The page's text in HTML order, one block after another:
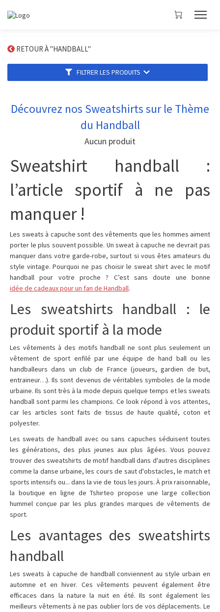
RETOUR À "HANDBALL"
FILTRER LES PRODUITS
Découvrez nos Sweatshirts sur le Thème
du Handball
Aucun produit
Sweatshirt handball :
l’article sportif à ne pas
manquer !
Les sweats à capuche sont des vêtements que les hommes aiment
porter le plus souvent possible. Un sweat à capuche ne devrait pas
manquer dans votre garde-robe, surtout si vous êtes amateurs du
style vintage. Pourquoi ne pas choisir le sweat shirt avec le motif
handball pour votre proche ? C’est sans doute une bonne
idée de cadeaux pour un fan de Handball.
Les sweatshirts handball : le
produit sportif à la mode
Les vêtements à des motifs handball ne sont plus seulement un
vêtement de sport enfilé par une équipe de hand ball ou les
handballeurs dans un club de France (joueurs, gardien de but,
entraineur…). Ils sont devenus de véritables symboles de la mode
urbaine. Ils sont très à la mode depuis quelque temps et les sweats
handball sont parmi les champions. Ce look répond à vos attentes,
car les articles sont faits de tissus de haute qualité, coton et
polyester.
Les sweats de handball avec ou sans capuches séduisent toutes
les générations, des plus jeunes aux plus âgées. Vous pouvez
trouver des sweatshirts de motif handball dans d'autres disciplines
comme la danse urbaine, les cours de saut d'obstacles, le match et
sports intensifs ou... dans la vie de tous les jours. À prix raisonnable,
la boutique en ligne de Tshirteo propose une large collection
hummel conçue par les plus grandes marques de vêtements de
sport.
Les avantages des sweatshirts
handball
Les sweats à capuche de handball conviennent au style urbain en
automne et en hiver. Ces vêtements peuvent également être
efficaces dans la nature la nuit en été. Ils sont également les
meilleurs vêtements à ne pas oublier lors de vos déplacements. Le